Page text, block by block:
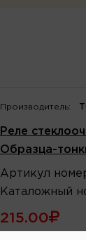
Производитель:
Реле
Образца-
Артикул
Каталожный
215.00